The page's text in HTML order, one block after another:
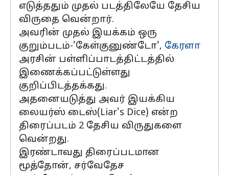
எடுத்ததும் முதல் படத்திலேயே தேசிய
விருதை வென்றார்.
அவரின் முதல் இயக்கம் ஒரு
குறும்படம்-'கேள்குனுண்டோ', கேரளா
அரசின் பள்ளிப்பாடத்திட்டத்தில்
இணைக்கப்பட்டுள்ளது
குறிப்பிடத்தக்கது.
அதனையடுத்து அவர் இயக்கிய
லையர்ஸ் டைஸ்(Liar's Dice) என்ற
திரைப்படம் 2 தேசிய விருதுகளை
வென்றது.
இரண்டாவது திரைப்படமான
மூத்தோன், சர்வேதேச